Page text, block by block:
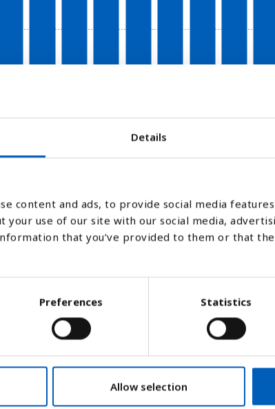
Details
content and ads, to provide social media
your use of our site with our social media,
that you’ve provided to them or that
Preferences Statistics
Allow selection
som tar livet av många
stora hälsoproblem, trots att det
infektionen.